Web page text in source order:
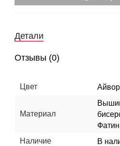
Детали
Отзывы (0)
Цвет
Материал
Фатин
Наличие
В